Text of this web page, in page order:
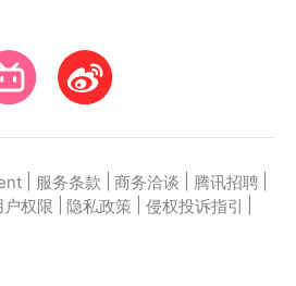
服务条款 商务洽谈 腾讯招聘
户权限 隐私政策 侵权投诉指引